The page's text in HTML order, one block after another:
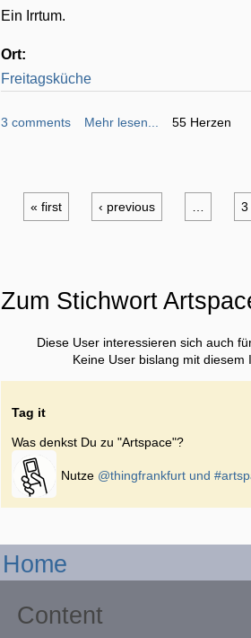
Ein Irrtum.
Ort:
Freitagsküche
3 comments Mehr lesen... 55 Herzen
« first ‹ previous 3
Zum Stichwort
Diese User interessieren sich auch
Keine User bislang mit diesem
Tag it
Was denkst Du zu "Artspace"?
Nutze @thingfrankfurt und
Home
Content